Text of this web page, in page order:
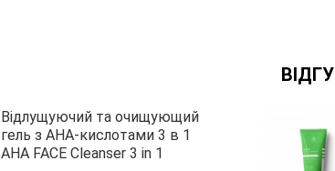
Відлущуючий та очищующий
гель з АНА-кислотами 3 в 1
AHA FACE Cleanser 3 in 1